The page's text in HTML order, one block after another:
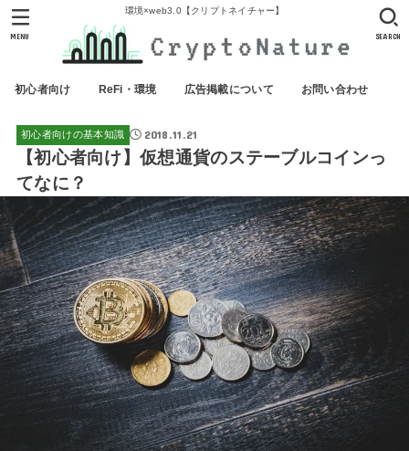
環境×web3.0【クリプトネイチャー】
初心者向け ReFi・環境 広告掲載について お問い合わせ
SEARCH
MENU
初心者向けの基本知識 2018.11.21
【初心者向け】仮想通貨のステーブルコインっ
てなに？